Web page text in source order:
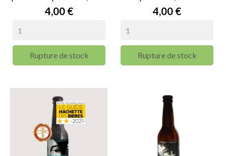
vol - 33cl
Prix
4,00 €
Rupture de stock
33cl
Prix
4,00 €
Rupture de stock